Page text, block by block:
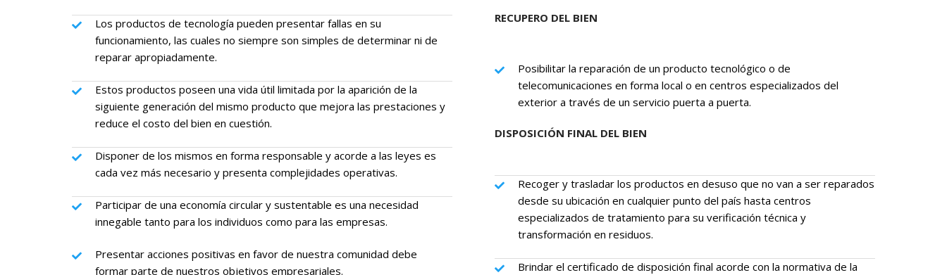
Los productos de tecnología pueden presentar fallas en su
funcionamiento, las cuales no siempre son simples de determinar ni de
reparar apropiadamente.
Estos productos poseen una vida útil limitada por la aparición de la
siguiente generación del mismo producto que mejora las prestaciones y
reduce el costo del bien en cuestión.
Disponer de los mismos en forma responsable y acorde a las leyes es
cada vez más necesario y presenta complejidades operativas.
Participar de una economía circular y sustentable es una necesidad
innegable tanto para los individuos como para las empresas.
Presentar acciones positivas en favor de nuestra comunidad debe
formar parte de nuestros objetivos empresariales.
RECUPERO DEL BIEN
Posibilitar la reparación de un producto tecnológico o de
telecomunicaciones en forma local o en centros especializados del
exterior a través de un servicio puerta a puerta.
DISPOSICIÓN FINAL DEL BIEN
Recoger y trasladar los productos en desuso que no van a ser reparados
desde su ubicación en cualquier punto del país hasta centros
especializados de tratamiento para su verificación técnica y
transformación en residuos.
Brindar el certificado de disposición final acorde con la normativa de la